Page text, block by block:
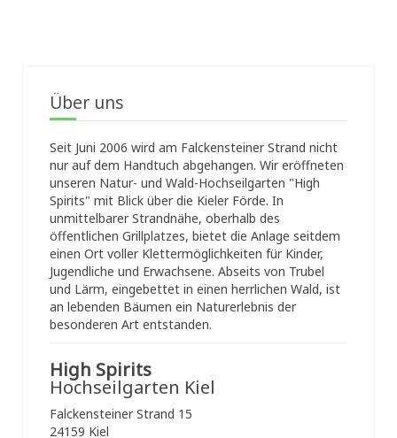
Über uns
Seit Juni 2006 wird am Falckensteiner Strand nicht
nur auf dem Handtuch abgehangen. Wir eröffneten
unseren Natur- und Wald-Hochseilgarten "High
Spirits" mit Blick über die Kieler Förde. In
unmittelbarer Strandnähe, oberhalb des
öffentlichen Grillplatzes, bietet die Anlage seitdem
einen Ort voller Klettermöglichkeiten für Kinder,
Jugendliche und Erwachsene. Abseits von Trubel
und Lärm, eingebettet in einen herrlichen Wald, ist
an lebenden Bäumen ein Naturerlebnis der
besonderen Art entstanden.
High Spirits
Hochseilgarten Kiel
Falckensteiner Strand 15
24159 Kiel